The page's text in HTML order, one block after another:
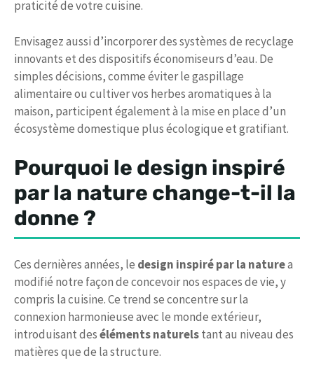
praticité de votre cuisine.
Envisagez aussi d’incorporer des systèmes de recyclage
innovants et des dispositifs économiseurs d’eau. De
simples décisions, comme éviter le gaspillage
alimentaire ou cultiver vos herbes aromatiques à la
maison, participent également à la mise en place d’un
écosystème domestique plus écologique et gratifiant.
Pourquoi le design inspiré
par la nature change-t-il la
donne ?
Ces dernières années, le design inspiré par la naturea
modifié notre façon de concevoir nos espaces de vie, y
compris la cuisine. Ce trend se concentre sur la
connexion harmonieuse avec le monde extérieur,
introduisant deséléments naturelstant au niveau des
matières que de la structure.